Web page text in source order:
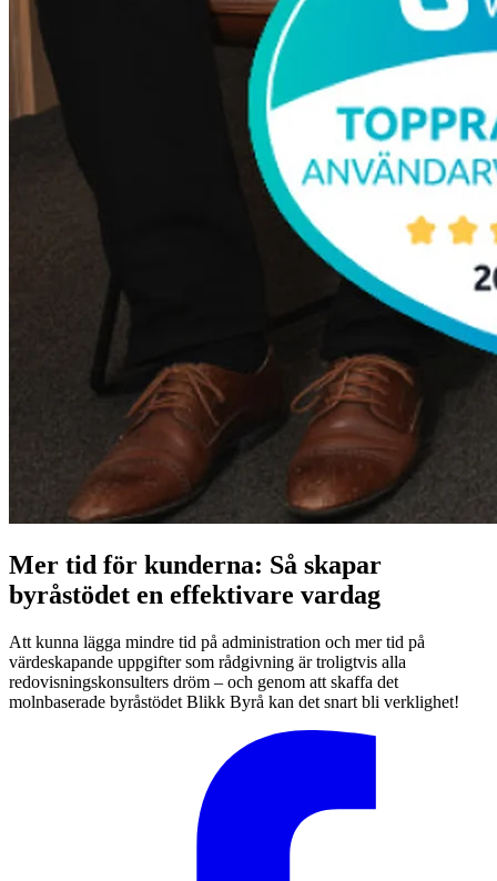
Mer tid för kunderna: Så skapar
byråstödet en effektivare vardag
Att kunna lägga mindre tid på administration och mer tid på
värdeskapande uppgifter som rådgivning är troligtvis alla
redovisningskonsulters dröm – och genom att skaffa det
molnbaserade byråstödet Blikk Byrå kan det snart bli verklighet!